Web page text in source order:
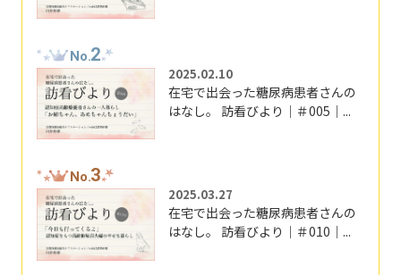
No.2
2025.02.10
在宅で出会った糖尿病患者さんの
はなし。 訪看びより｜＃005｜...
No.3
2025.03.27
在宅で出会った糖尿病患者さんの
はなし。 訪看びより｜＃010｜...